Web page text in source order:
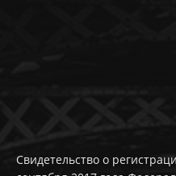
Свидетельство о